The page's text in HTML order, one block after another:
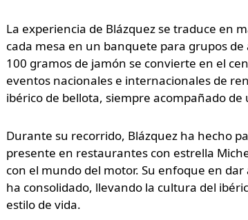
La experiencia de Blázquez se traduce en
cada mesa en un banquete para grupos
100 gramos de jamón se convierte en el
eventos nacionales e internacionales de
ibérico de bellota, siempre acompañado
Durante su recorrido, Blázquez ha hecho
presente en restaurantes con estrella
con el mundo del motor. Su enfoque en
ha consolidado, llevando la cultura del
estilo de vida.